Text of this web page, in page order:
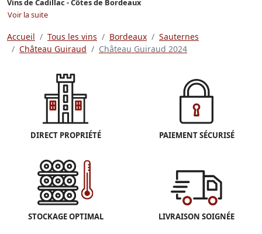
Vins de Cadillac - Côtes de Bordeaux
Voir la suite
Accueil Tous les vins Bordeaux
Sauternes
Château Guiraud
Château Guiraud 2024
DIRECT PROPRIÉTÉ PAIEMENT SÉCURISÉ
STOCKAGE OPTIMAL LIVRAISON SOIGNÉE